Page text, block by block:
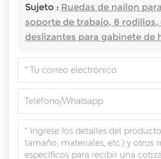
Sujeto : Ruedas de nailon
soporte de trabajo, 8 rodillos,
deslizantes para gabinete de